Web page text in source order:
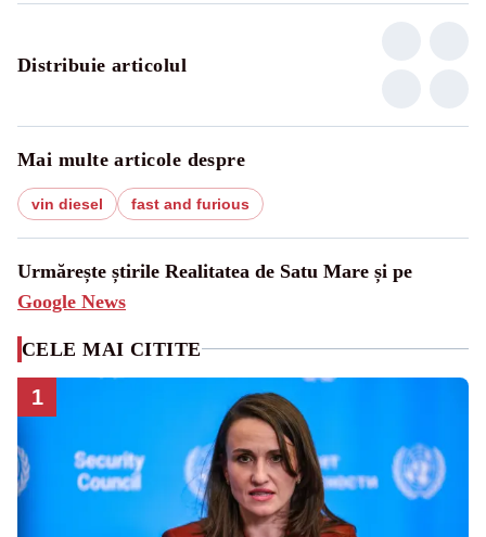
Distribuie articolul
Mai multe articole despre
vin diesel fast and furious
Urmărește știrile Realitatea de Satu Mare și pe
Google News
CELE MAI CITITE
1